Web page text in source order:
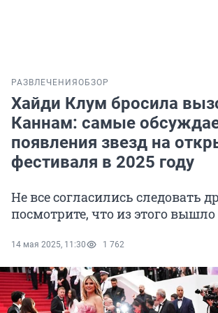
РАЗВЛЕЧЕНИЯ ОБЗОР
Хайди Клум бросила
Каннам: самые
появления звезд на
фестиваля в 2025 году
Не все согласились следовать
посмотрите, что из этого вышло
14 мая 2025, 11:30 1 762